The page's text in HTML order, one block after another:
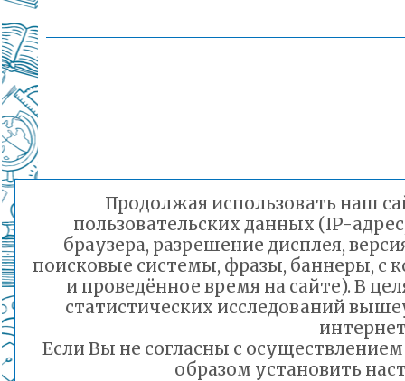
Продолжая использовать наш
пользовательских данных (IP-
браузера, разрешение дисплея,
поисковые системы, фразы, баннеры, с
и проведённое время на сайте). В
статистических исследований
Если Вы не согласны с
образом установить